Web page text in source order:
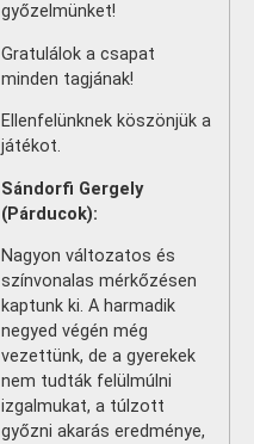
győzelmünket!
Gratulálok a csapat
minden tagjának!
Ellenfelünknek köszönjük a
játékot.
Sándorfi Gergely
(Párducok):
Nagyon változatos és
színvonalas mérkőzésen
kaptunk ki. A harmadik
negyed végén még
vezettünk, de a gyerekek
nem tudták felülmúlni
izgalmukat, a túlzott
győzni akarás eredménye,